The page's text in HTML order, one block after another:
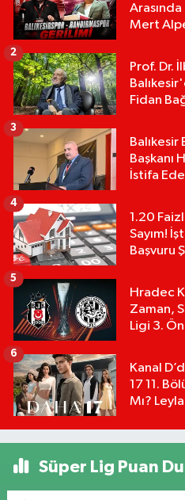
Arasında
Mert
Prof. Dr.
Fidan
2
Başkanı
İstifa
3
1.20
Sayım!
Başvuru
4
Hradec
Zaman,
Ligi 3.
5
Kanal
17 11.
Mı?
6
Süper Lig Puan